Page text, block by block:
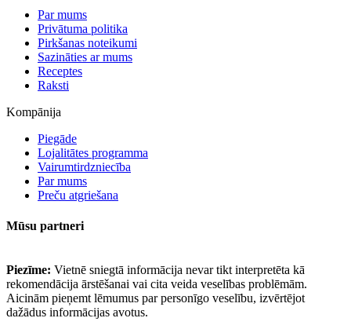
Par mums
Privātuma politika
Pirkšanas noteikumi
Sazināties ar mums
Receptes
Raksti
Kompānija
Piegāde
Lojalitātes programma
Vairumtirdzniecība
Par mums
Preču atgriešana
Mūsu partneri
Piezīme: Vietnē sniegtā informācija nevar tikt interpretēta kā
rekomendācija ārstēšanai vai cita veida veselības problēmām.
Aicinām pieņemt lēmumus par personīgo veselību, izvērtējot
dažādus informācijas avotus.